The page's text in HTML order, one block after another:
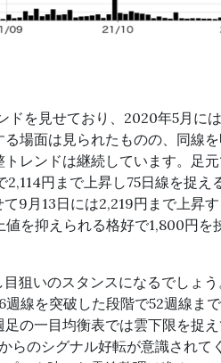
ドを見せており、2020年5月に
場面は見られたものの、同線
レンドは継続しています。足
円まで上昇し75日線を捉え
9月13日には2,219円まで上昇
を抑えられる格好で1,800円を
狙いのスタンスになるでしょ
線を突破した段階で52週線ま
の一目均衡表では雲下限を捉え
らのシグナル好転が意識されて